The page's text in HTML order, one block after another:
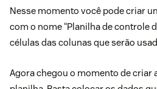
Nesse momento você pode criar
com o nome “Planilha de controle
células das colunas que serão
Agora chegou o momento de criar